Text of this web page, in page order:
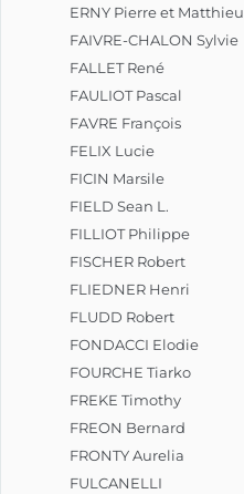
ERNY Pierre et Matthieu
FAIVRE-CHALON Sylvie
FALLET René
FAULIOT Pascal
FAVRE François
FELIX Lucie
FICIN Marsile
FIELD Sean L.
FILLIOT Philippe
FISCHER Robert
FLIEDNER Henri
FLUDD Robert
FONDACCI Elodie
FOURCHE Tiarko
FREKE Timothy
FREON Bernard
FRONTY Aurelia
FULCANELLI